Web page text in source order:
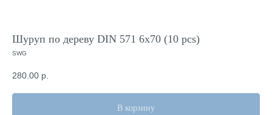
Шуруп по дереву DIN 571 6x70 (10 pcs)
SWG
280.00 р.
В корзину